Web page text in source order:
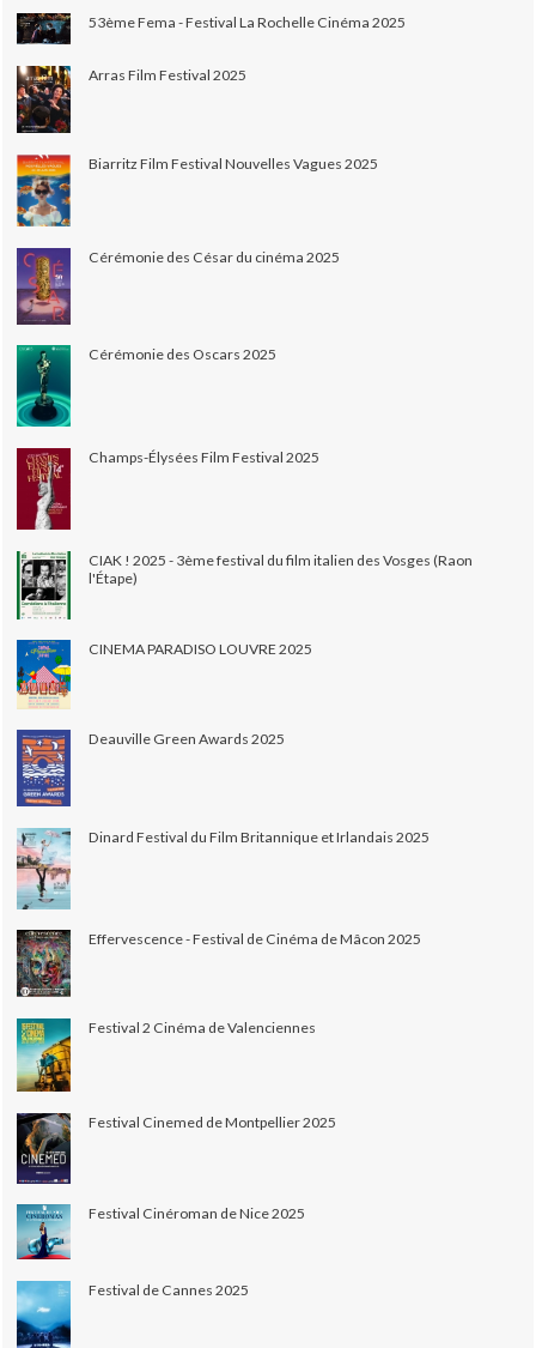
53ème Fema - Festival La Rochelle Cinéma 2025
Arras Film Festival 2025
Biarritz Film Festival Nouvelles Vagues 2025
Cérémonie des César du cinéma 2025
Cérémonie des Oscars 2025
Champs-Élysées Film Festival 2025
CIAK ! 2025 - 3ème festival du film italien des Vosges (Raon
l'Étape)
CINEMA PARADISO LOUVRE 2025
Deauville Green Awards 2025
Dinard Festival du Film Britannique et Irlandais 2025
Effervescence - Festival de Cinéma de Mâcon 2025
Festival 2 Cinéma de Valenciennes
Festival Cinemed de Montpellier 2025
Festival Cinéroman de Nice 2025
Festival de Cannes 2025